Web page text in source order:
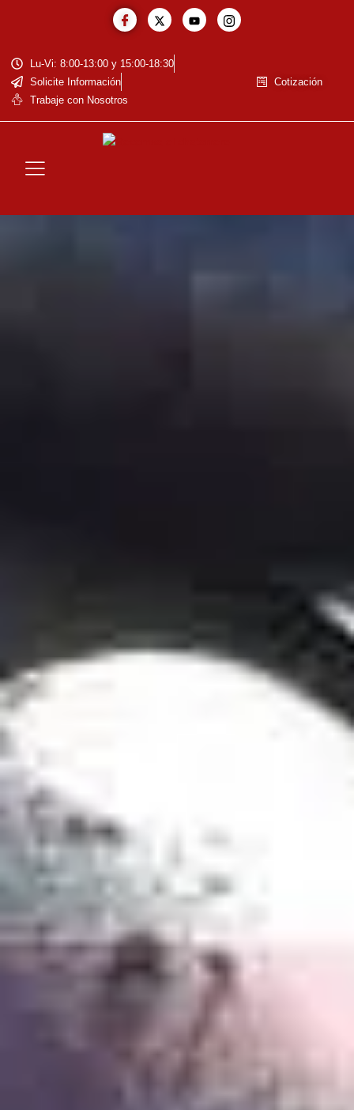
Cotización
Lu-Vi: 8:00-13:00 y 15:00-18:30
Solicite Información
Trabaje con Nosotros